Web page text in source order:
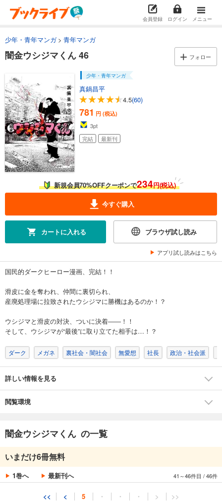
会員登録 ログイン メニュー
少年・青年マンガ 青年マンガ
闇金ウシジマくん 46 フォロー
少年・青年マンガ
真鍋昌平
4.5(60)
781 円 (税込)
3pt
完結
最新刊
新規会員70%OFFクーポンで234円(税込)
今すぐ購入
カートに入れる ブラウザ試し読み
アプリ試し読みはこちら
国民的ダークヒーロー漫画、完結！！
滑皮に金を奪われ、仲間に裏切られ、
産廃処理場に拉致されたウシジマに勝機はあるのか！？
ウシジマと滑皮の対決、ついに決着――！！
そして、ウシジマが“最後”に取り立てた相手は…！？
ダーク メガネ 裏社会・闇社会 無愛想 社長 政治・社会派
詳しい情報を見る
閲覧環境
闇金ウシジマくん の一覧
いまだけ6冊無料
1巻へ 最新刊へ 41～46件目 /46件
<< < 5 ・ ・ ・ > >>
あらすじを表示する
闇金ウシジマくん 34
759 円 (税込)
完結
試し読み
あらすじを表示する
闇金ウシジマくん 35
759円 (税込)
完結
あらすじを表示する
闇金ウシジマくん 36
759円 (税込)
完結
あらすじを表示する
カート
あらすじを表示する
759円 (税込)
完結
試し読み
闇金ウシジマくん ３９
カート
あらすじを表示する
闇金ウシジマくん 40
759円 (税込)
完結